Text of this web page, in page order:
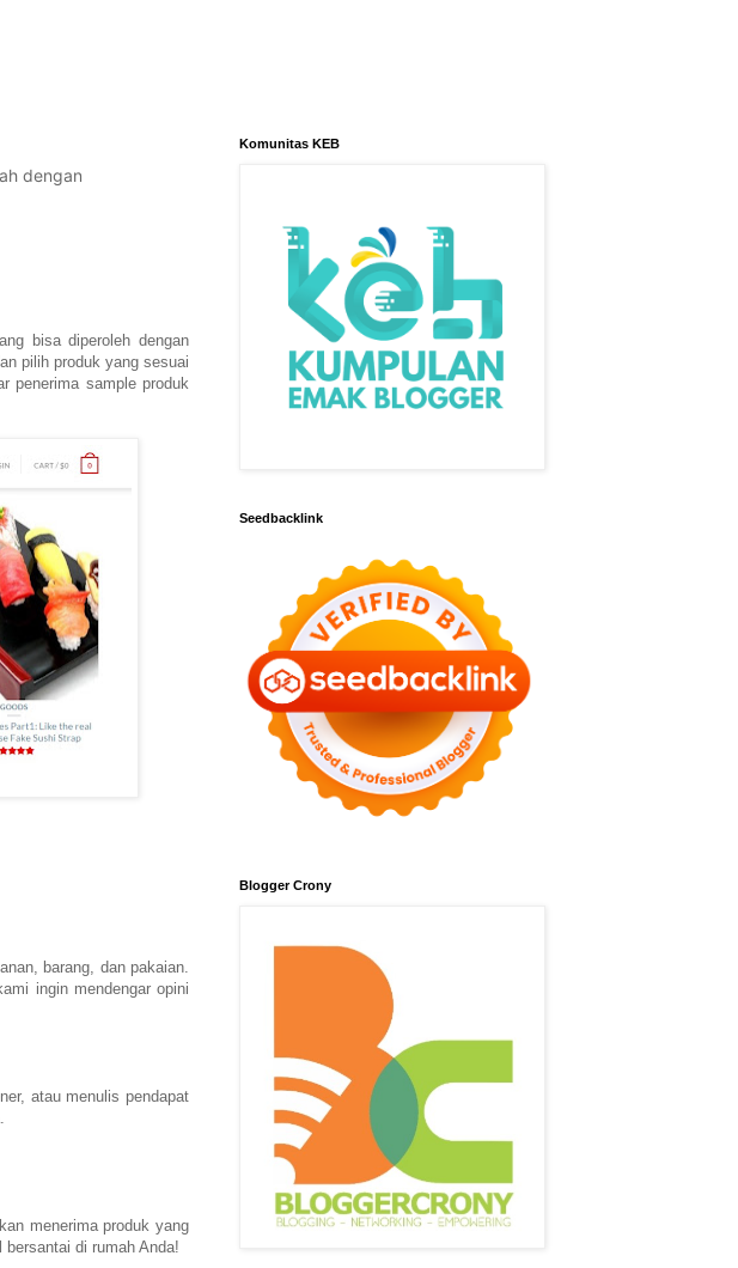
dengan
bisa diperoleh dengan
pilih produk yang sesuai
penerima sample produk
barang, dan pakaian.
ingin mendengar opini
atau menulis pendapat
menerima produk yang
di rumah Anda!
Komunitas KEB
Seedbacklink
Blogger Crony